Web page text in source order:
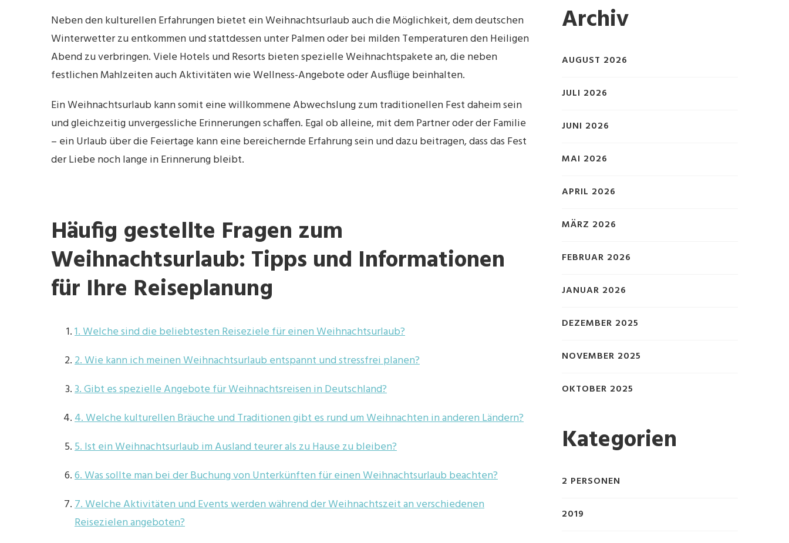
Neben den kulturellen Erfahrungen bietet ein Weihnachtsurlaub auch die Möglichkeit, dem deutschen
Winterwetter zu entkommen und stattdessen unter Palmen oder bei milden Temperaturen den Heiligen
Abend zu verbringen. Viele Hotels und Resorts bieten spezielle Weihnachtspakete an, die neben
festlichen Mahlzeiten auch Aktivitäten wie Wellness-Angebote oder Ausflüge beinhalten.
Ein Weihnachtsurlaub kann somit eine willkommene Abwechslung zum traditionellen Fest daheim sein
und gleichzeitig unvergessliche Erinnerungen schaffen. Egal ob alleine, mit dem Partner oder der Familie
– ein Urlaub über die Feiertage kann eine bereichernde Erfahrung sein und dazu beitragen, dass das Fest
der Liebe noch lange in Erinnerung bleibt.
Häufig gestellte Fragen zum
Weihnachtsurlaub: Tipps und Informationen
für Ihre Reiseplanung
1. Welche sind die beliebtesten Reiseziele für einen Weihnachtsurlaub?
2. Wie kann ich meinen Weihnachtsurlaub entspannt und stressfrei planen?
3. Gibt es spezielle Angebote für Weihnachtsreisen in Deutschland?
4. Welche kulturellen Bräuche und Traditionen gibt es rund um Weihnachten in anderen Ländern?
5. Ist ein Weihnachtsurlaub im Ausland teurer als zu Hause zu bleiben?
6. Was sollte man bei der Buchung von Unterkünften für einen Weihnachtsurlaub beachten?
7. Welche Aktivitäten und Events werden während der Weihnachtszeit an verschiedenen
Reisezielen angeboten?
Archiv
AUGUST 2026
JULI 2026
JUNI 2026
MAI 2026
APRIL 2026
MÄRZ 2026
FEBRUAR 2026
JANUAR 2026
DEZEMBER 2025
NOVEMBER 2025
OKTOBER 2025
Kategorien
2 PERSONEN
2019